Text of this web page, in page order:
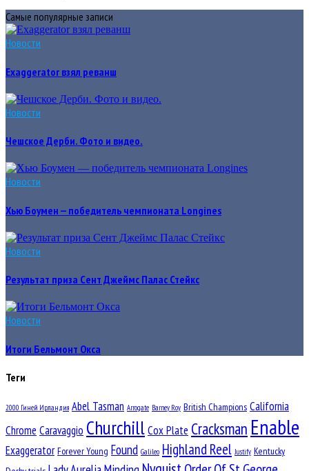
Самые популярные записи
Новости
Exaggerator взял реванш
Новости
Чешское Дерби. Фото и видео.
Новости
Хью Боумен — победитель чемпионата Longines
Новости
Результат приза Сент Джеймс Палас Стейкс
Новости
Итоги Бельмонт Окса
Теги
2000 Гиней Ирландия Abel Tasman Arrogate Barney Roy British Champions California
Chrome Caravaggio ChurchillCox Plate Cracksman Enable
Exaggerator Forever Young Found Galileo Highland Reel Justify Kentucky